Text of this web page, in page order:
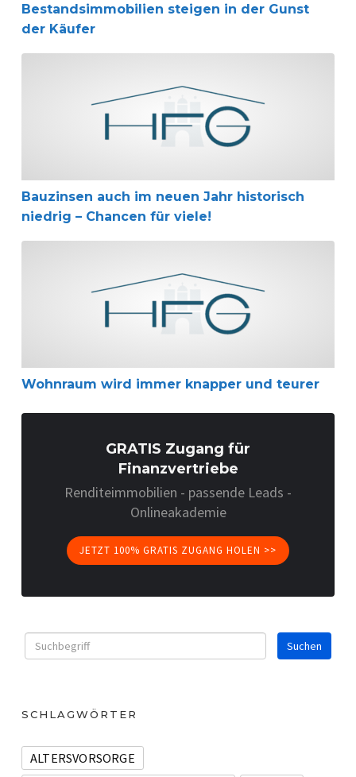
Bestandsimmobilien steigen in der Gunst
der Käufer
Bauzinsen auch im neuen Jahr historisch
niedrig – Chancen für viele!
Wohnraum wird immer knapper und teurer
GRATIS Zugang für
Finanzvertriebe
Renditeimmobilien - passende Leads -
Onlineakademie
JETZT 100% GRATIS ZUGANG HOLEN >>
SCHLAGWÖRTER
ALTERSVORSORGE